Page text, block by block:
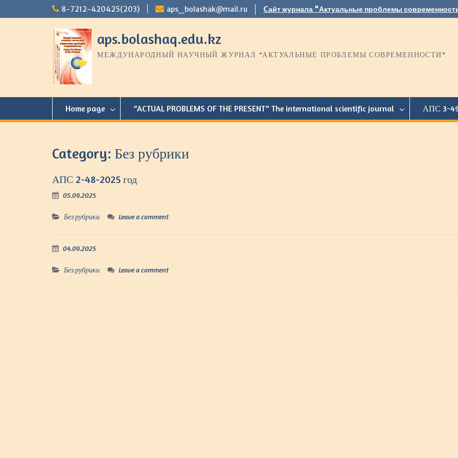
k
n
8-7212-420425(203) aps_bolashak@mail.ru Cайт журнала "Актуальные проблемы
aps.bolashaq.edu.kz
МЕЖДУНАРОДНЫЙ НАУЧНЫЙ ЖУРНАЛ "АКТУАЛЬНЫЕ ПРОБЛЕМЫ СОВРЕМЕННОСТИ"
Home page “ACTUAL PROBLEMS OF THE PRESENT” The international scientific journal АПС 3-
Category: Без рубрики
АПС 2-48-2025 год
05.09.2025
Без рубрики Leave a comment
04.09.2025
Без рубрики Leave a comment